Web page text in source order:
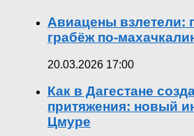
Авиацены взлетели:
грабёж по-
20.03.2026 17:00
Как в Дагестане
притяжения: новый
Цмуре